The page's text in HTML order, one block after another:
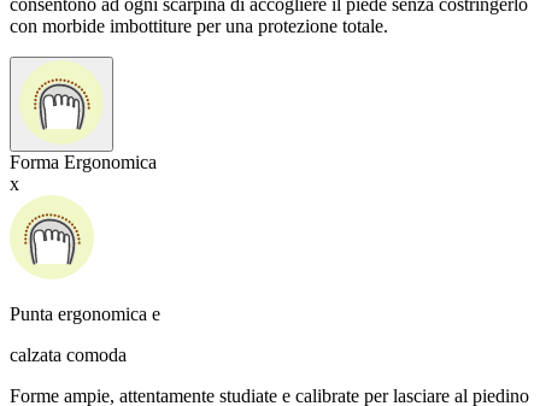
consentono ad ogni scarpina di accogliere il piede senza costringerlo
con morbide imbottiture per una protezione totale.
Forma Ergonomica
x
Punta ergonomica e
calzata comoda
Forme ampie, attentamente studiate e calibrate per lasciare al piedino